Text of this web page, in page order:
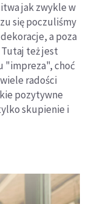
jak zwykle w
się poczuliśmy
a poza
też jest
"impreza", choć
radości
pozytywne
skupienie i